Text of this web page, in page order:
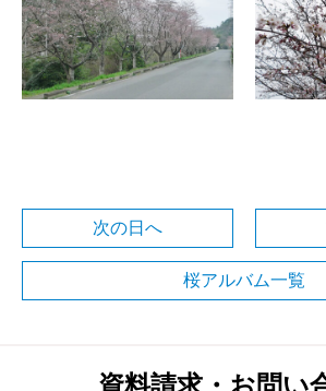
次の日へ
桜アルバム一覧